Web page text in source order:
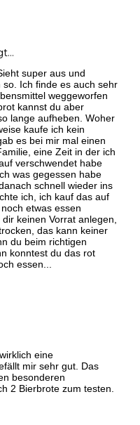
super aus und
Ich finde es auch sehr
weggeworfen
kannst du aber
lange aufheben. Woher
kaufe ich kein
es bei mir mal einen
eine Zeit in der ich
verschwendet habe
was gegessen habe
schnell wieder ins
ich, ich kauf das auf
etwas essen
keinen Vorrat anlegen,
das kann keiner
du beim richtigen
konntest du das rot
essen...
eine
mir sehr gut. Das
besonderen
2 Bierbrote zum testen.